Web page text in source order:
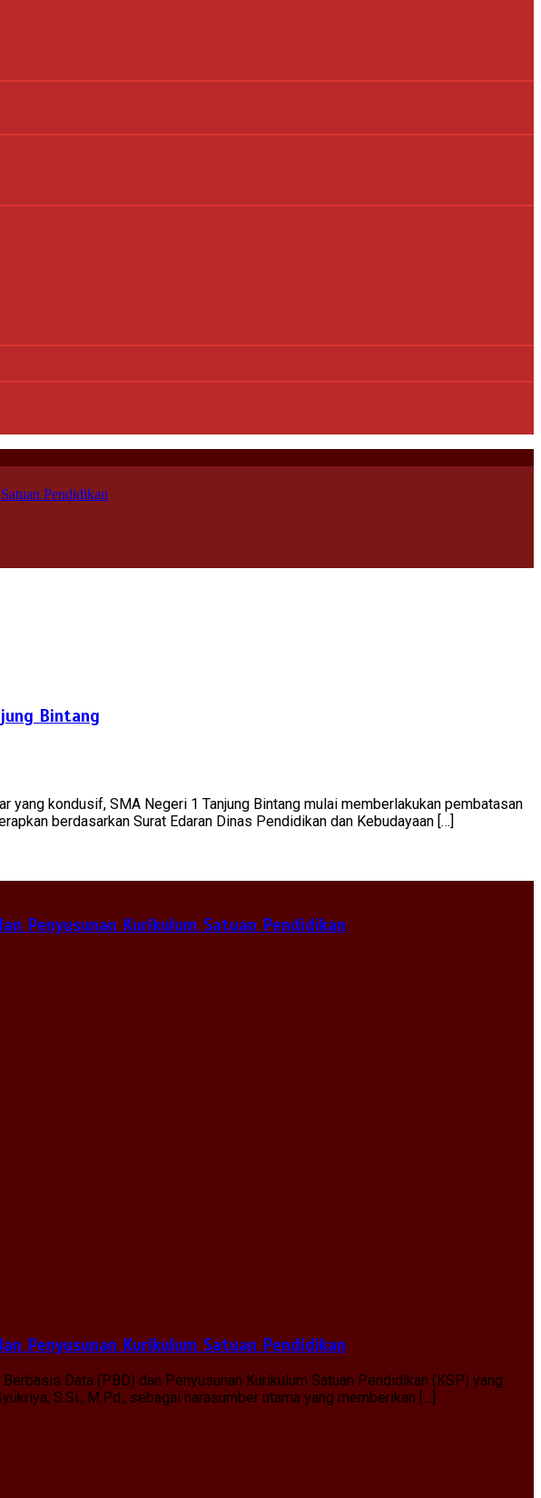
Pendidikan
Bintang
kondusif, SMA Negeri 1 Tanjung Bintang mulai memberlakukan pembatasan
berdasarkan Surat Edaran Dinas Pendidikan dan Kebudayaan […]
Penyusunan Kurikulum Satuan Pendidikan
Penyusunan Kurikulum Satuan Pendidikan
Data (PBD) dan Penyusunan Kurikulum Satuan Pendidikan (KSP) yang
S.Si., M.Pd., sebagai narasumber utama yang memberikan […]